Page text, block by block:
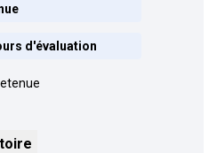
d'évaluation